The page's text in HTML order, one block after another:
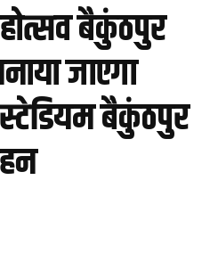
बैकुंठपुर
जाएगा
बैकुंठपुर